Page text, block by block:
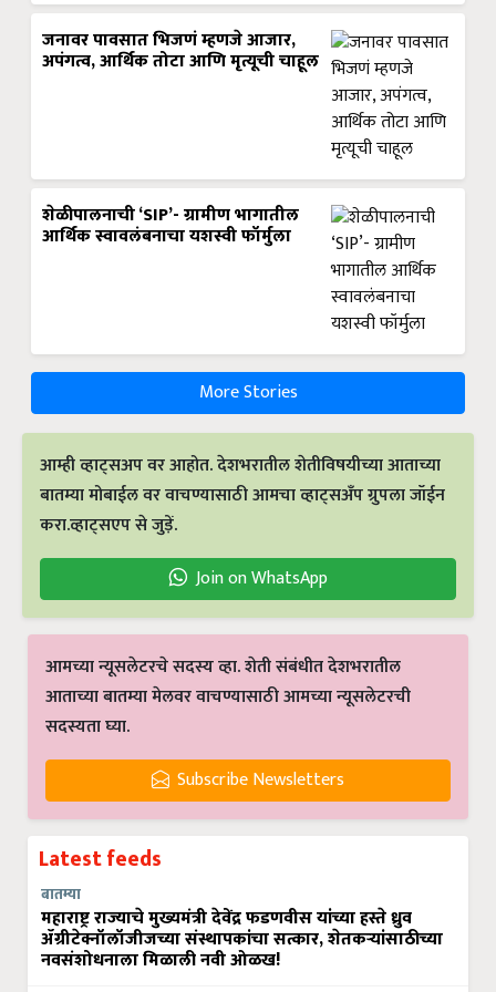
जनावर पावसात भिजणं म्हणजे आजार,
अपंगत्व, आर्थिक तोटा आणि मृत्यूची चाहूल
शेळीपालनाची ‘SIP’- ग्रामीण भागातील
आर्थिक स्वावलंबनाचा यशस्वी फॉर्मुला
More Stories
आम्ही व्हाट्सअप वर आहोत. देशभरातील शेतीविषयीच्या आताच्या
बातम्या मोबाईल वर वाचण्यासाठी आमचा व्हाट्सअँप ग्रुपला जॉईन
करा.व्हाट्सएप से जुड़ें.
Join on WhatsApp
आमच्या न्यूसलेटरचे सदस्य व्हा. शेती संबंधीत देशभरातील
आताच्या बातम्या मेलवर वाचण्यासाठी आमच्या न्यूसलेटरची
सदस्यता घ्या.
Subscribe Newsletters
Latest feeds
बातम्या
महाराष्ट्र राज्याचे मुख्यमंत्री देवेंद्र फडणवीस यांच्या हस्ते ध्रुव
ॲग्रीटेक्नॉलॉजीजच्या संस्थापकांचा सत्कार, शेतकऱ्यांसाठीच्या
नवसंशोधनाला मिळाली नवी ओळख!